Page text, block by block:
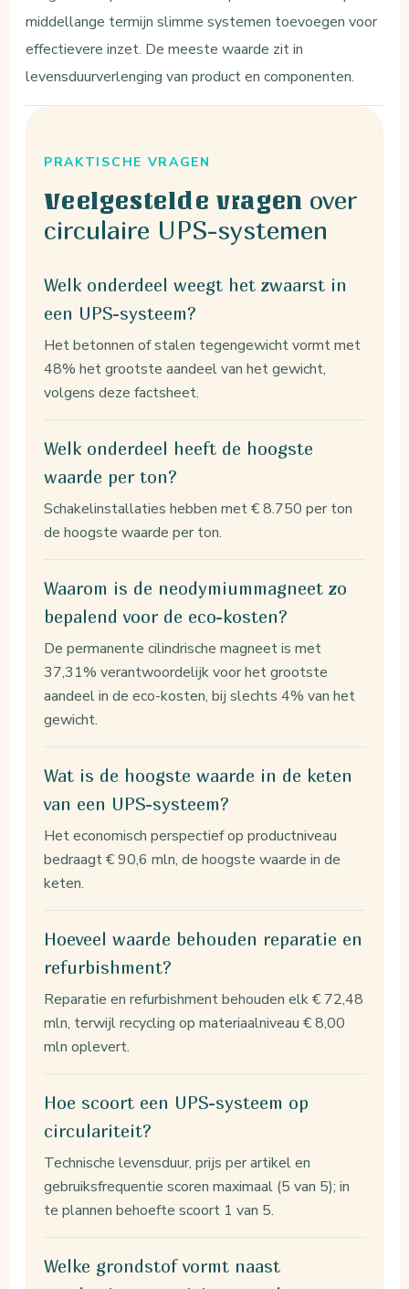
middellange termijn slimme systemen toevoegen voor
effectievere inzet. De meeste waarde zit in
levensduurverlenging van product en componenten.
PRAKTISCHE VRAGEN
Veelgestelde vragen over
circulaire UPS-systemen
Welk onderdeel weegt het zwaarst in
een UPS-systeem?
Het betonnen of stalen tegengewicht vormt met
48% het grootste aandeel van het gewicht,
volgens deze factsheet.
Welk onderdeel heeft de hoogste
waarde per ton?
Schakelinstallaties hebben met € 8.750 per ton
de hoogste waarde per ton.
Waarom is de neodymiummagneet zo
bepalend voor de eco-kosten?
De permanente cilindrische magneet is met
37,31% verantwoordelijk voor het grootste
aandeel in de eco-kosten, bij slechts 4% van het
gewicht.
Wat is de hoogste waarde in de keten
van een UPS-systeem?
Het economisch perspectief op productniveau
bedraagt € 90,6 mln, de hoogste waarde in de
keten.
Hoeveel waarde behouden reparatie en
refurbishment?
Reparatie en refurbishment behouden elk € 72,48
mln, terwijl recycling op materiaalniveau € 8,00
mln oplevert.
Hoe scoort een UPS-systeem op
circulariteit?
Technische levensduur, prijs per artikel en
gebruiksfrequentie scoren maximaal (5 van 5); in
te plannen behoefte scoort 1 van 5.
Welke grondstof vormt naast